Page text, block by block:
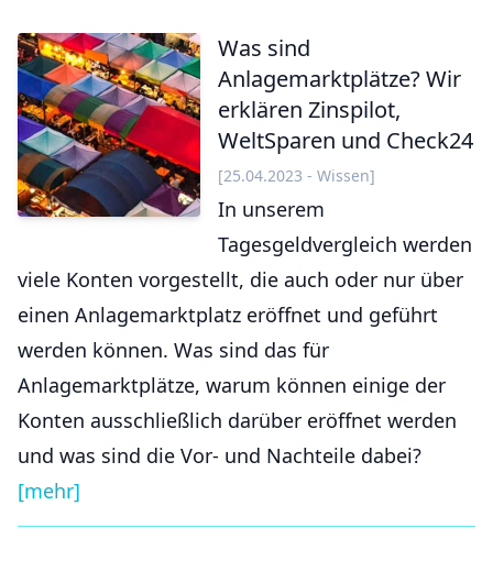
Was sind
Anlagemarktplätze? Wir
erklären Zinspilot,
WeltSparen und Check24
[25.04.2023 - Wissen]
In unserem
Tagesgeldvergleich werden
viele Konten vorgestellt, die auch oder nur über
einen Anlagemarktplatz eröffnet und geführt
werden können. Was sind das für
Anlagemarktplätze, warum können einige der
Konten ausschließlich darüber eröffnet werden
und was sind die Vor- und Nachteile dabei?
[mehr]